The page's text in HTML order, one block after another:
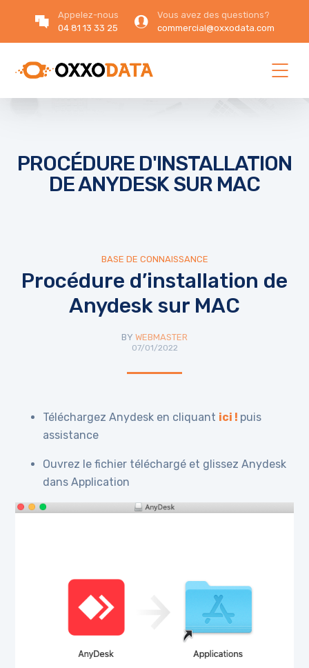
Appelez-nous
04 81 13 33 25
Vous avez des questions?
commercial@oxxodata.com
PROCÉDURE D'INSTALLATION
DE ANYDESK SUR MAC
BASE DE CONNAISSANCE
Procédure d’installation de
Anydesk sur MAC
BY WEBMASTER
07/01/2022
Téléchargez Anydesk en cliquant ici ! puis
assistance
Ouvrez le fichier téléchargé et glissez Anydesk
dans Application